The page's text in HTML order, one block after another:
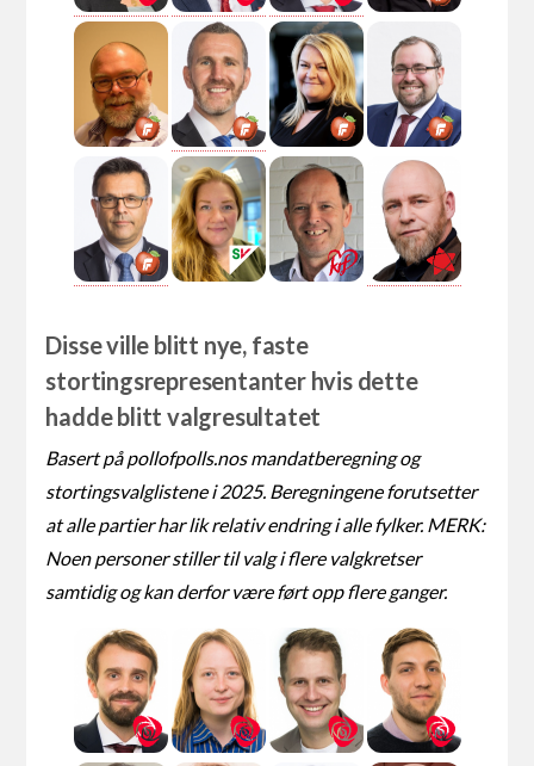
Disse ville blitt nye, faste
stortingsrepresentanter hvis dette
hadde blitt valgresultatet
Basert på pollofpolls.nos mandatberegning og
stortingsvalglistene i 2025. Beregningene forutsetter
at alle partier har lik relativ endring i alle fylker. MERK:
Noen personer stiller til valg i flere valgkretser
samtidig og kan derfor være ført opp flere ganger.